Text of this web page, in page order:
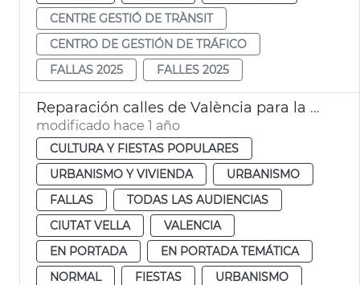
CENTRE GESTIÓ DE TRÀNSIT
CENTRO DE GESTIÓN DE TRÁFICO
FALLAS 2025
FALLES 2025
Reparación calles de València para la Ofrenda de Fallas
modificado hace 1 año
CULTURA Y FIESTAS POPULARES
URBANISMO Y VIVIENDA
URBANISMO
FALLAS
TODAS LAS AUDIENCIAS
CIUTAT VELLA
VALENCIA
EN PORTADA
EN PORTADA TEMÁTICA
NORMAL
FIESTAS
URBANISMO